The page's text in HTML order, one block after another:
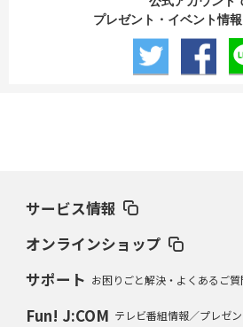
プレゼント・イベント情報
サービス情報
オンラインショップ
サポート お困りごと解決・よくあるご質
Fun! J:COM テレビ番組情報／プレゼ